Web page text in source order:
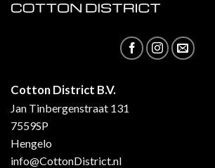
Cotton District B.V.
Jan Tinbergenstraat 131
7559SP
Hengelo
info@CottonDistrict.nl